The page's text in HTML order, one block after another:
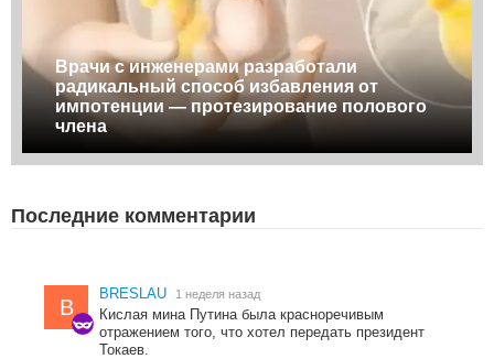
Врачи с инженерами разработали
радикальный способ избавления от
импотенции — протезирование полового
члена
Последние комментарии
B
BRESLAU 1 неделя назад
Кислая мина Путина была красноречивым
отражением того, что хотел передать президент
Токаев.